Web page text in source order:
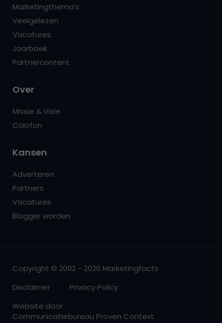
Marketingthema’s
Veelgelezen
Vacatures
Jaarboek
Partnercontent
Over
Missie & Visie
Colofon
Kansen
Adverteren
Partners
Vacatures
Blogger worden
Copyright © 2002 - 2026 Marketingfacts
Disclaimer
Privacy Policy
Website door
Communicatiebureau Proven Context